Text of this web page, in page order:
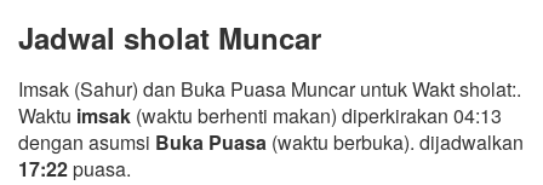
Jadwal sholat Muncar
Imsak (Sahur) dan Buka Puasa Muncar untuk Wakt sholat:.
Waktu imsak (waktu berhenti makan) diperkirakan 04:13
dengan asumsi Buka Puasa (waktu berbuka). dijadwalkan
17:22puasa.